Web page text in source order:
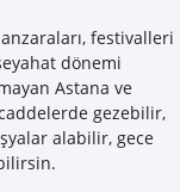
festivalleri
dönemi
Astana ve
gezebilir,
alabilir, gece